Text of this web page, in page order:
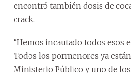
encontró también dosis de
crack.
“Hemos incautado todos esos
Todos los pormenores ya
Ministerio Público y uno de